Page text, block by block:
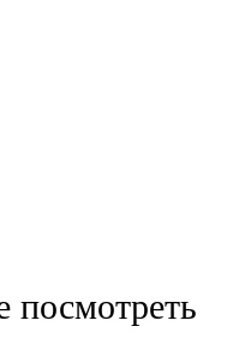
посмотреть